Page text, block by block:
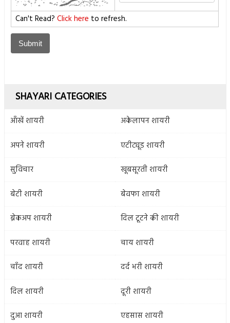
Can't Read? Click here to refresh.
SHAYARI CATEGORIES
आँखें शायरी
अकेलापन शायरी
अपने शायरी
एटीट्यूड शायरी
सुविचार
खूबसूरती शायरी
बेटी शायरी
बेवफा शायरी
ब्रेकअप शायरी
दिल टूटने की शायरी
परवाह शायरी
चाय शायरी
चाँद शायरी
दर्द भरी शायरी
दिल शायरी
दूरी शायरी
दुआ शायरी
एहसास शायरी